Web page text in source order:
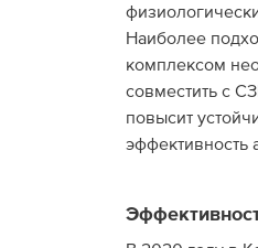
Наиболее
комплексом
совместить с
повысит
эффективность